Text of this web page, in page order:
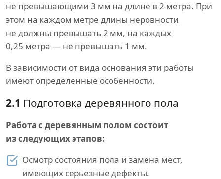
не превышающими 3 мм на длине в 2 метра. При
этом на каждом метре длины неровности
не должны превышать 2 мм, на каждых
0,25 метра — не превышать 1 мм.
В зависимости от вида основания эти работы
имеют определенные особенности.
2.1 Подготовка деревянного пола
Работа с деревянным полом состоит
из следующих этапов:
Осмотр состояния пола и замена мест,
имеющих серьезные дефекты.